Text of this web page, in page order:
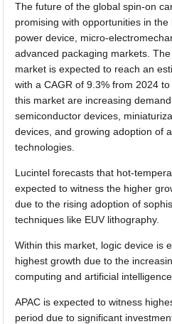
The future of the global spin-on
promising with opportunities in the
power device, micro-
advanced packaging markets.
market is expected to reach an
with a CAGR of 9.3% from 2024
this market are increasing
semiconductor devices,
devices, and growing adoption of
technologies.
Lucintel forecasts that hot-
expected to witness the higher
due to the rising adoption of
techniques like EUV lithography.
Within this market, logic device is
highest growth due to the
computing and artificial intelligence.
APAC is expected to witness
period due to significant